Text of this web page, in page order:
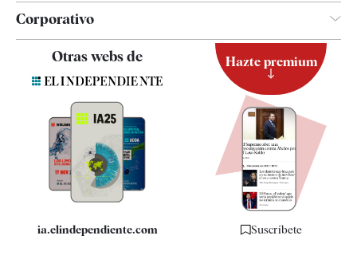
Corporativo
Quiénes somos
Especificaciones
Otras webs de
ia.elindependiente.com
Hazte premium
Suscríbete